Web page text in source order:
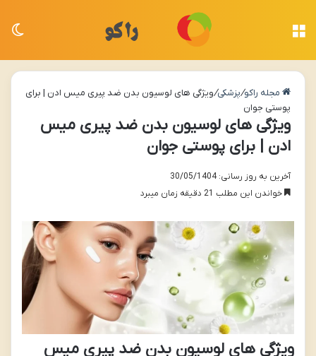
مجله راکو/پزشکی/ویژگی های لوسیون بدن ضد پیری میس ادن | برای
پوستی جوان
ویژگی های لوسیون بدن ضد پیری میس
ادن | برای پوستی جوان
آخرین به روز رسانی: 30/05/1404
خواندن این مطلب 21 دقیقه زمان میبرد
ویژگی های لوسیون بدن ضد پیری میس